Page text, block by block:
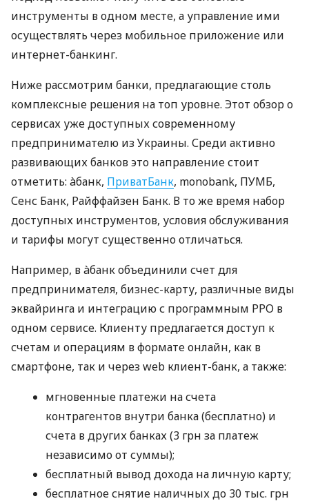
инструменты в одном месте, а управление ими
осуществлять через мобильное приложение или
интернет-банкинг.
Ниже рассмотрим банки, предлагающие столь
комплексные решения на топ уровне. Этот обзор о
сервисах уже доступных современному
предпринимателю из Украины. Среди активно
развивающих банков это направление стоит
отметить: àбанк, ПриватБанк, monobank, ПУМБ,
Сенс Банк, Райффайзен Банк. В то же время набор
доступных инструментов, условия обслуживания
и тарифы могут существенно отличаться.
Например, в àбанк объединили счет для
предпринимателя, бизнес-карту, различные виды
эквайринга и интеграцию с программным РРО в
одном сервисе. Клиенту предлагается доступ к
счетам и операциям в формате онлайн, как в
смартфоне, так и через web клиент-банк, а также:
мгновенные платежи на счета
контрагентов внутри банка (бесплатно) и
счета в других банках (3 грн за платеж
независимо от суммы);
бесплатный вывод дохода на личную карту;
бесплатное снятие наличных до 30 тыс. грн